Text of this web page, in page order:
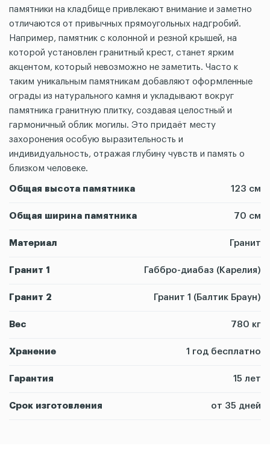
памятники на кладбище привлекают внимание и заметно
отличаются от привычных прямоугольных надгробий.
Например, памятник с колонной и резной крышей, на
которой установлен гранитный крест, станет ярким
акцентом, который невозможно не заметить. Часто к
таким уникальным памятникам добавляют оформленные
ограды из натурального камня и укладывают вокруг
памятника гранитную плитку, создавая целостный и
гармоничный облик могилы. Это придаёт месту
захоронения особую выразительность и
индивидуальность, отражая глубину чувств и память о
близком человеке.
Общая высота памятника 123 см
Общая ширина памятника 70 см
Материал Гранит
Гранит 1 Габбро-диабаз (Карелия)
Гранит 2 Гранит 1 (Балтик Браун)
Вес 780 кг
Хранение 1 год бесплатно
Гарантия 15 лет
Срок изготовления от 35 дней